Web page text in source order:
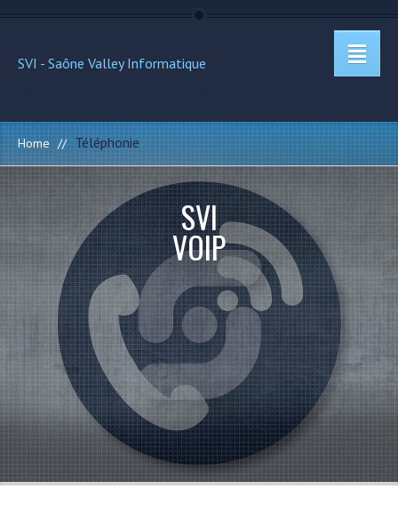
SVI - Saône Valley Informatique
Home // Téléphonie
SVI
VOIP